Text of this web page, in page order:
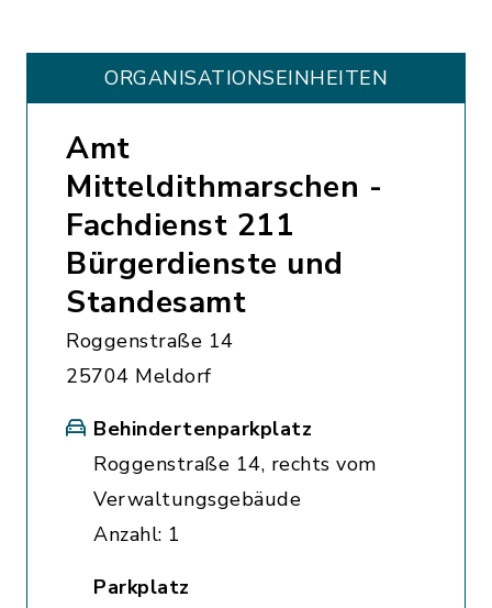
ORGANISATIONS­EINHEITEN
Amt
Mitteldithmarschen -
Fachdienst 211
Bürgerdienste und
Standesamt
Roggenstraße 14
25704 Meldorf
Behindertenparkplatz
Roggenstraße 14, rechts vom
Verwaltungsgebäude
Anzahl: 1
Parkplatz